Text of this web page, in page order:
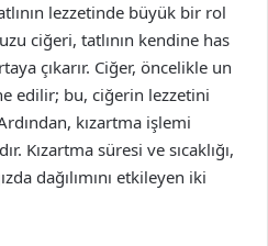
lezzetinde büyük bir rol
ciğeri, tatlının kendine has
çıkarır. Ciğer, öncelikle un
edilir; bu, ciğerin lezzetini
kızartma işlemi
Kızartma süresi ve sıcaklığı,
dağılımını etkileyen iki